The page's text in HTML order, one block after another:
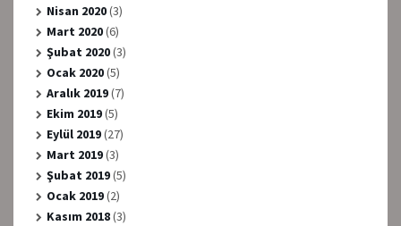
Nisan 2020(3)
Mart 2020(6)
Şubat 2020(3)
Ocak 2020(5)
Aralık 2019(7)
Ekim 2019(5)
Eylül 2019(27)
Mart 2019(3)
Şubat 2019(5)
Ocak 2019(2)
Kasım 2018(3)